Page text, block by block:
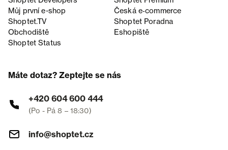
Můj první e-shop
Česká e‑commerce
Shoptet.TV
Shoptet Poradna
Obchodiště
Eshopiště
Shoptet Status
Máte dotaz? Zeptejte se nás
+420 604 600 444
(Po - Pá 8 – 18:30)
info@shoptet.cz